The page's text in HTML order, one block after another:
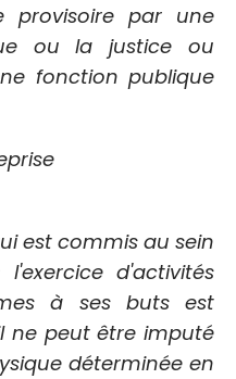
provisoire par une
ou la justice ou
fonction publique
est commis au sein
d'activités
à ses buts est
ne peut être imputé
déterminée en